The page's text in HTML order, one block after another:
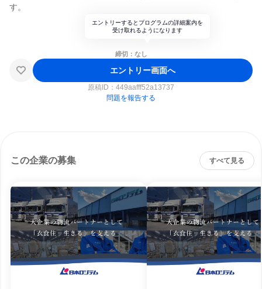
す。
エントリーするとプログラムの詳細案内を
受け取れるようになります
締切：なし
エントリー画面へ
原稿ID： 449aafff52a13737
問題を報告する
この企業の募集 すべて見る